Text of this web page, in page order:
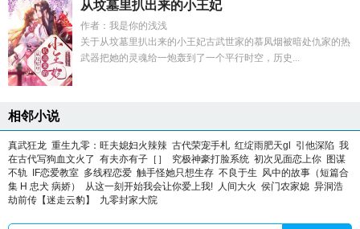
从坟墓里扒出来的小王妃
作者：我是你的浅浅
关于从坟墓里扒出来的小王妃古武世家的慕凤烟被暗处仇家的热
武器把她的灵魂给一炮轰到了一个平行时空，历史...
相邻小说
真武狂龙 重生九零：旺夫媳妇火辣辣 古代荣宠手札 红绽雨肥天gl 引他深陷 我
在古代写狗血文火了 有夫亦有子［］ 究极神豪打脸系统 初次见面恋上你 图谋
不轨
IF恋爱教室 多线程恋爱 触手怪她只想生存 不良于生 风中的故事（短篇合
集 H 忠犬 病娇）
从这一刻开始我会让你爱上我! 人间大火 侯门农家媳 异洞浩
劫前传【迷走云豹】
九零封家大院